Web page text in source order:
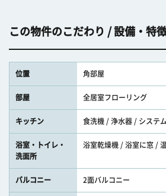
この物件のこだわり / 設備・特
位置 角部屋
部屋 全居室フローリング
キッチン 食洗機 / 浄水器 / システ
浴室・トイレ・
洗面所
浴室乾燥機 / 浴室に窓 /
バルコニー 2面バルコニー